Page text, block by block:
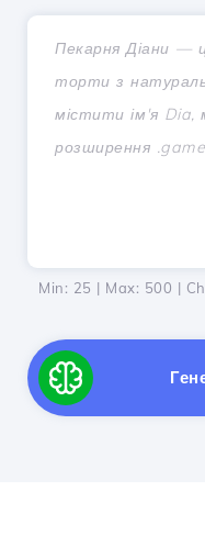
Min: 25 | Max: 500 |